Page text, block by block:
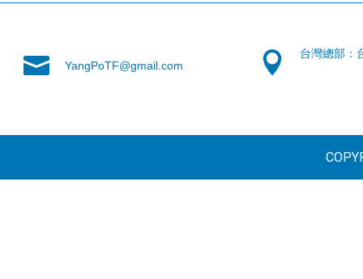
YangPoTF@gmail.com
台灣總部：